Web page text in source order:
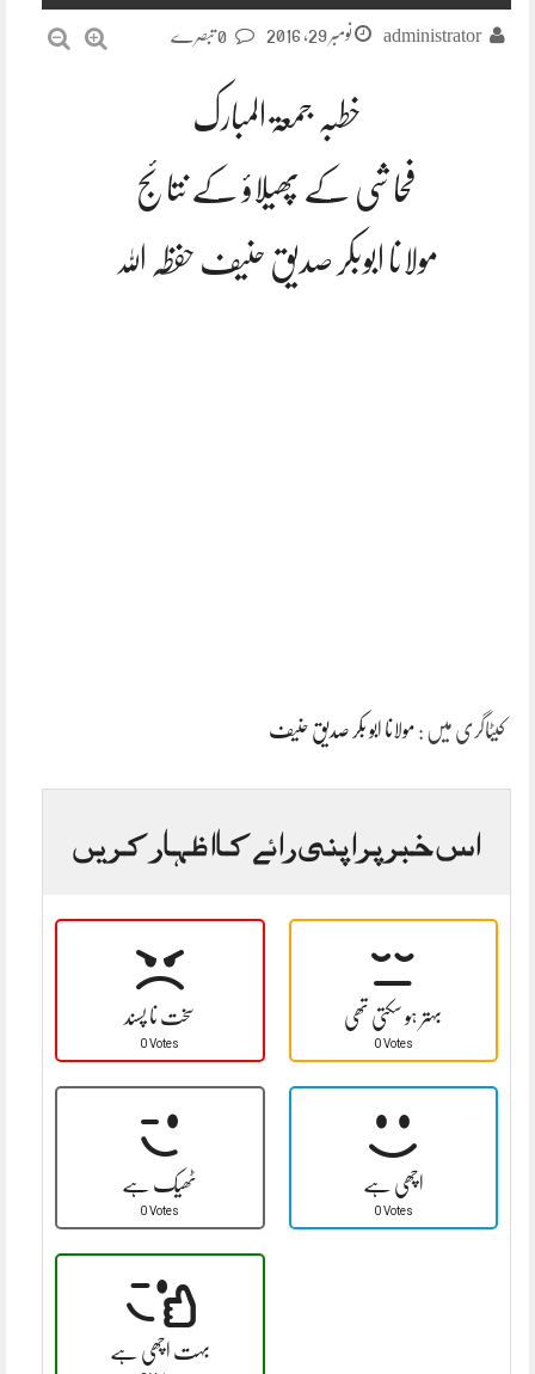
administrator نومبر 29, 2016
خطبہ جمعۃ المبارک
فحاشی کے پھیلاؤ کے نتائج
مولانا ابوبکر صدیق حنیف حفظہ اللہ
کیٹاگری میں : مولانا ابو بکر صدیق حنیف
اس خبر پر اپنی رائے کا اظہار کریں
سخت نا پسند
0 Votes
بہتر ہو سکتی تھی
0 Votes
ٹھیک ہے
0 Votes
اچھی ہے
0 Votes
بہت اچھی ہے